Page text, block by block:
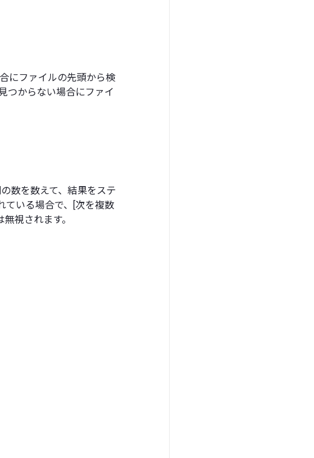
にファイルの先頭から検
つからない場合にファイ
数を数えて、結果をステ
ている場合で、[次を複数
視されます。